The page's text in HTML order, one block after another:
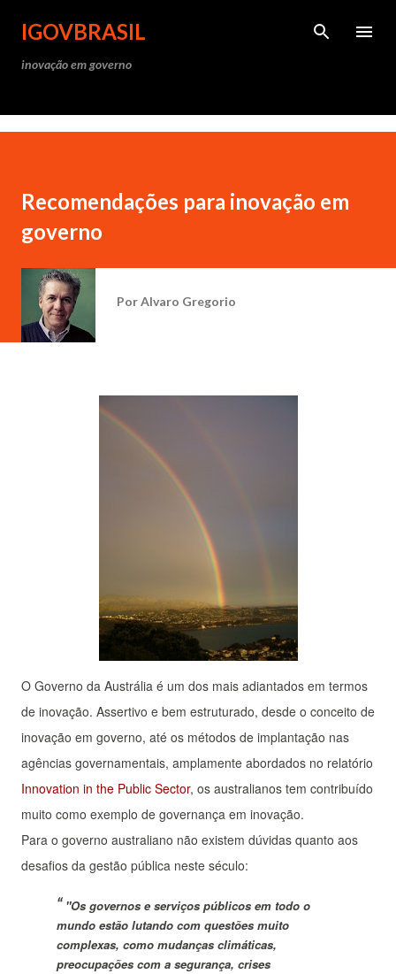
Pular para o conteúdo
IGOVBRASIL
inovação em governo
Recomendações para inovação em
governo
PorAlvaro Gregorio
O Governo da Austrália é um dos mais adiantados em termos
de inovação. Assertivo e bem estruturado, desde o conceito de
inovação em governo, até os métodos de implantação nas
agências governamentais, amplamente abordados no relatório
Innovation in the Public Sector, os australianos tem contribuído
muito como exemplo de governança em inovação.
Para o governo australiano não existem dúvidas quanto aos
desafios da gestão pública neste século:
"Os governos e serviços públicos em todo o
mundo estão lutando com questões muito
complexas, como mudanças climáticas,
preocupações com a segurança, crises